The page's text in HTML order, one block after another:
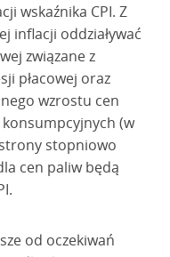
wskaźnika CPI. Z
inflacji oddziaływać
związane z
płacowej oraz
wzrostu cen
(w
stopniowo
cen paliw będą
od oczekiwań